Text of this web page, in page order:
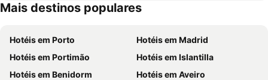
Hotéis em Centro de Portugal
Hotéis em Málaga
Mais destinos populares
Hotéis em Porto
Hotéis em Madrid
Hotéis em Portimão
Hotéis em Islantilla
Hotéis em Benidorm
Hotéis em Aveiro